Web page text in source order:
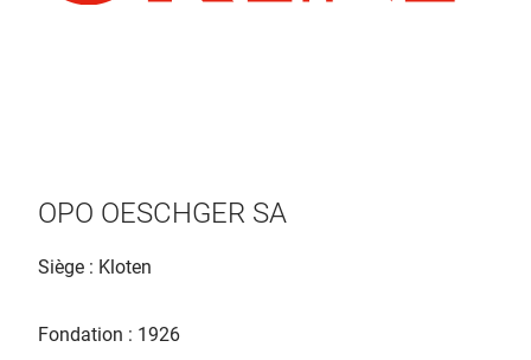
OPO OESCHGER SA
Siège : Kloten
Fondation : 1926